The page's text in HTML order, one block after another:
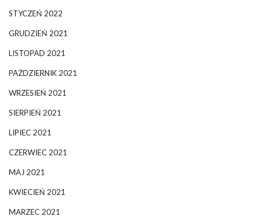
STYCZEŃ 2022
GRUDZIEŃ 2021
LISTOPAD 2021
PAŹDZIERNIK 2021
WRZESIEŃ 2021
SIERPIEŃ 2021
LIPIEC 2021
CZERWIEC 2021
MAJ 2021
KWIECIEŃ 2021
MARZEC 2021